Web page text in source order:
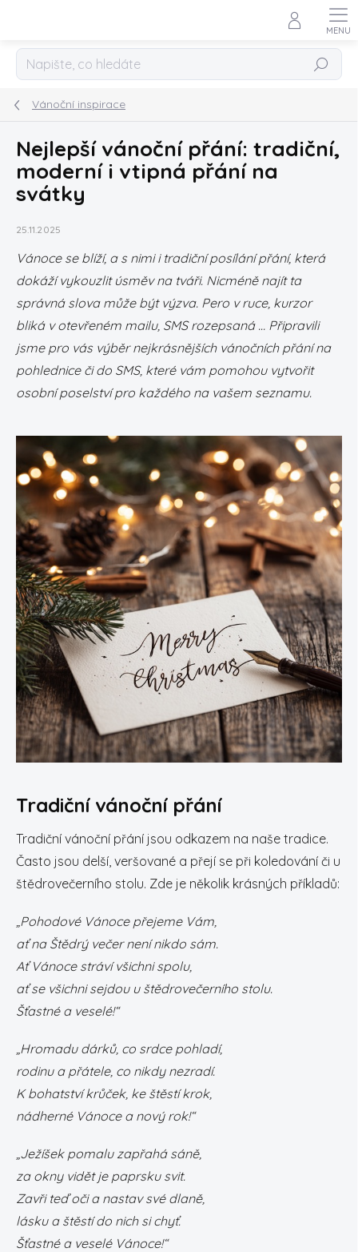
Hledat
Vánoční inspirace
Nejlepší vánoční přání: tradiční,
moderní i vtipná přání na
svátky
25.11.2025
Vánoce se blíží, a s nimi i tradiční posílání přání, která
dokáží vykouzlit úsměv na tváři. Nicméně najít ta
správná slova může být výzva. Pero v ruce, kurzor
bliká v otevřeném mailu, SMS rozepsaná … Připravili
jsme pro vás výběr nejkrásnějších vánočních přání na
pohlednice či do SMS, které vám pomohou vytvořit
osobní poselství pro každého na vašem seznamu.
Tradiční vánoční přání
Tradiční vánoční přání jsou odkazem na naše tradice.
Často jsou delší, veršované a přejí se při koledování či u
štědrovečerního stolu. Zde je několik krásných příkladů:
„Pohodové Vánoce přejeme Vám,
ať na Štědrý večer není nikdo sám.
Ať Vánoce stráví všichni spolu,
ať se všichni sejdou u štědrovečerního stolu.
Šťastné a veselé!“
„Hromadu dárků, co srdce pohladí,
rodinu a přátele, co nikdy nezradí.
K bohatství krůček, ke štěstí krok,
nádherné Vánoce a nový rok!“
„Ježíšek pomalu zapřahá sáně,
za okny vidět je paprsku svit.
Zavři teď oči a nastav své dlaně,
lásku a štěstí do nich si chyť.
Šťastné a veselé Vánoce!“